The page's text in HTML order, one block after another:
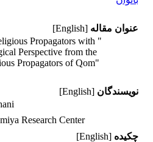
عنوان مقاله [English]
Propagators with "
Perspective from the
Propagators of Qom"
نویسندگان [English]
Research Center
چکیده [English]